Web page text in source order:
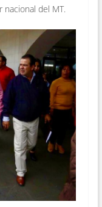
nacional del MT.